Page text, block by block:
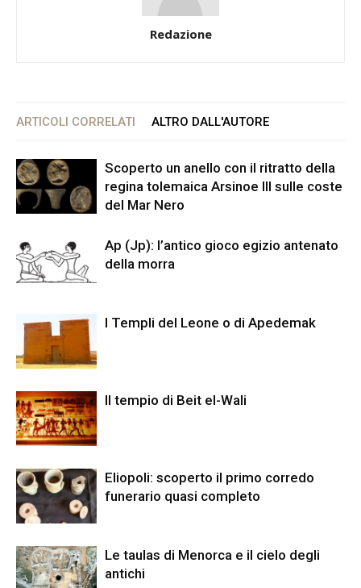
Redazione
ARTICOLI CORRELATI ALTRO DALL'AUTORE
Scoperto un anello con il ritratto della
regina tolemaica Arsinoe III sulle coste
del Mar Nero
Ap (Jp): l’antico gioco egizio antenato
della morra
I Templi del Leone o di Apedemak
Il tempio di Beit el-Wali
Eliopoli: scoperto il primo corredo
funerario quasi completo
Le taulas di Menorca e il cielo degli
antichi